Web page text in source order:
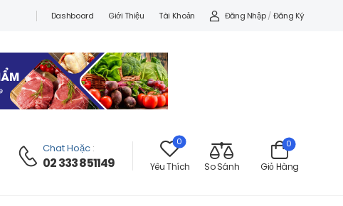
Dashboard Giới Thiệu Tài Khoản Đăng Nhập / Đăng Ký
Chat Hoặc :
02 333 851149
0
Yêu Thích So Sánh Giỏ Hàng
0